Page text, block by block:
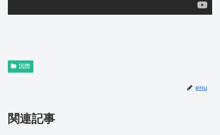
国際
enu
関連記事